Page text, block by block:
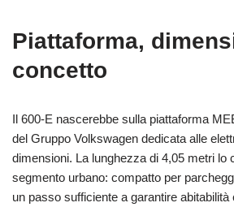
Piattaforma,
concetto
Il 600‑E nascerebbe sulla piattaforma
del Gruppo Volkswagen dedicata alle
dimensioni. La lunghezza di 4,05 metri lo
segmento urbano: compatto per
un passo sufficiente a garantire abitabilità